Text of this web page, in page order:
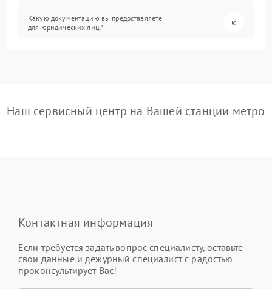
Какую документацию вы предоставляете
для юридических лиц?
Наш сервисный центр на Вашей станции метро
Контактная информация
Если требуется задать вопрос специалисту, оставьте
свои данные и дежурный специалист с радостью
проконсультирует Вас!